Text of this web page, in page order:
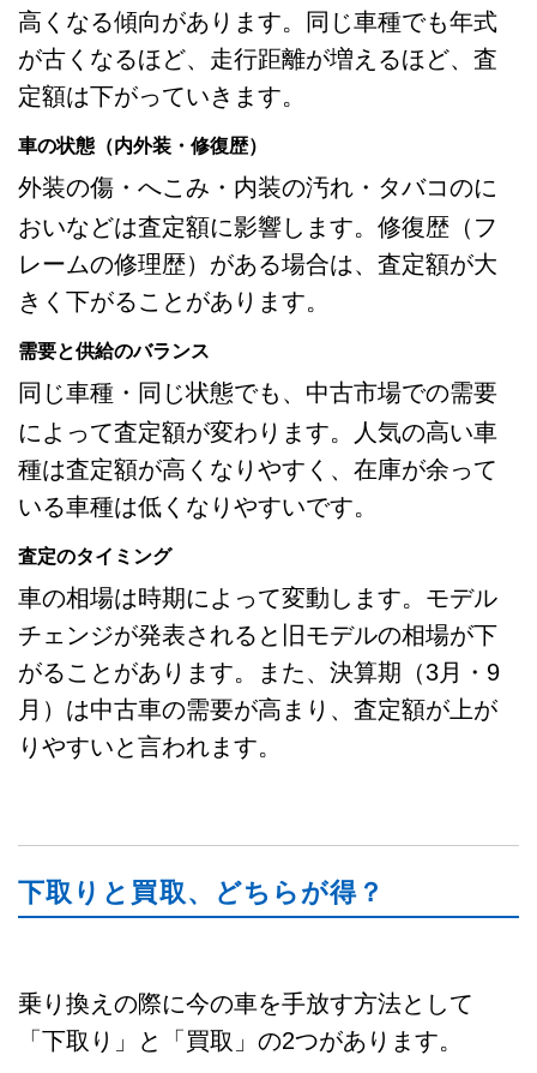
高くなる傾向があります。同じ車種でも年式
が古くなるほど、走行距離が増えるほど、査
定額は下がっていきます。
車の状態（内外装・修復歴）
外装の傷・へこみ・内装の汚れ・タバコのに
おいなどは査定額に影響します。修復歴（フ
レームの修理歴）がある場合は、査定額が大
きく下がることがあります。
需要と供給のバランス
同じ車種・同じ状態でも、中古市場での需要
によって査定額が変わります。人気の高い車
種は査定額が高くなりやすく、在庫が余って
いる車種は低くなりやすいです。
査定のタイミング
車の相場は時期によって変動します。モデル
チェンジが発表されると旧モデルの相場が下
がることがあります。また、決算期（3月・9
月）は中古車の需要が高まり、査定額が上が
りやすいと言われます。
下取りと買取、どちらが得？
乗り換えの際に今の車を手放す方法として
「下取り」と「買取」の2つがあります。